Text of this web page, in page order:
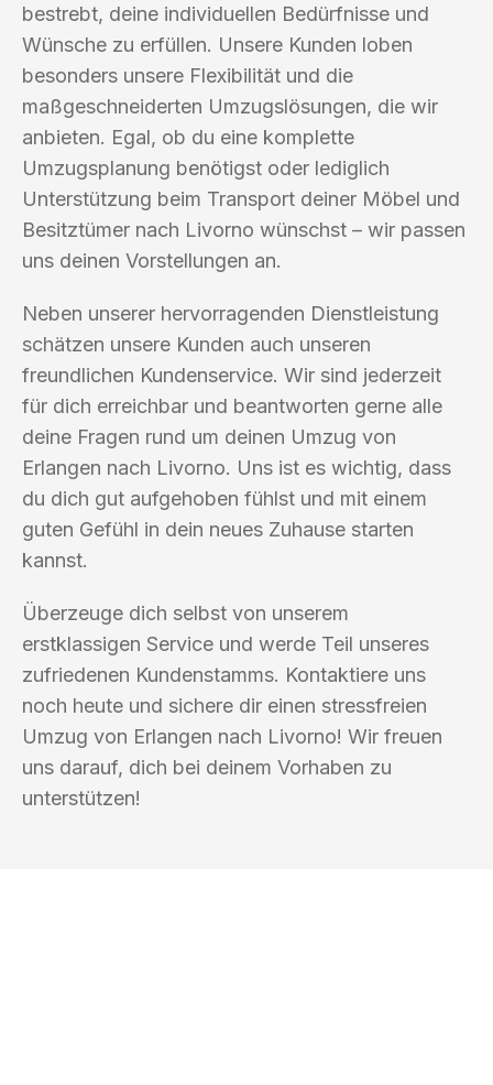
bestrebt, deine individuellen Bedürfnisse und
Wünsche zu erfüllen. Unsere Kunden loben
besonders unsere Flexibilität und die
maßgeschneiderten Umzugslösungen, die wir
anbieten. Egal, ob du eine komplette
Umzugsplanung benötigst oder lediglich
Unterstützung beim Transport deiner Möbel und
Besitztümer nach Livorno wünschst – wir passen
uns deinen Vorstellungen an.
Neben unserer hervorragenden Dienstleistung
schätzen unsere Kunden auch unseren
freundlichen Kundenservice. Wir sind jederzeit
für dich erreichbar und beantworten gerne alle
deine Fragen rund um deinen Umzug von
Erlangen nach Livorno. Uns ist es wichtig, dass
du dich gut aufgehoben fühlst und mit einem
guten Gefühl in dein neues Zuhause starten
kannst.
Überzeuge dich selbst von unserem
erstklassigen Service und werde Teil unseres
zufriedenen Kundenstamms. Kontaktiere uns
noch heute und sichere dir einen stressfreien
Umzug von Erlangen nach Livorno! Wir freuen
uns darauf, dich bei deinem Vorhaben zu
unterstützen!